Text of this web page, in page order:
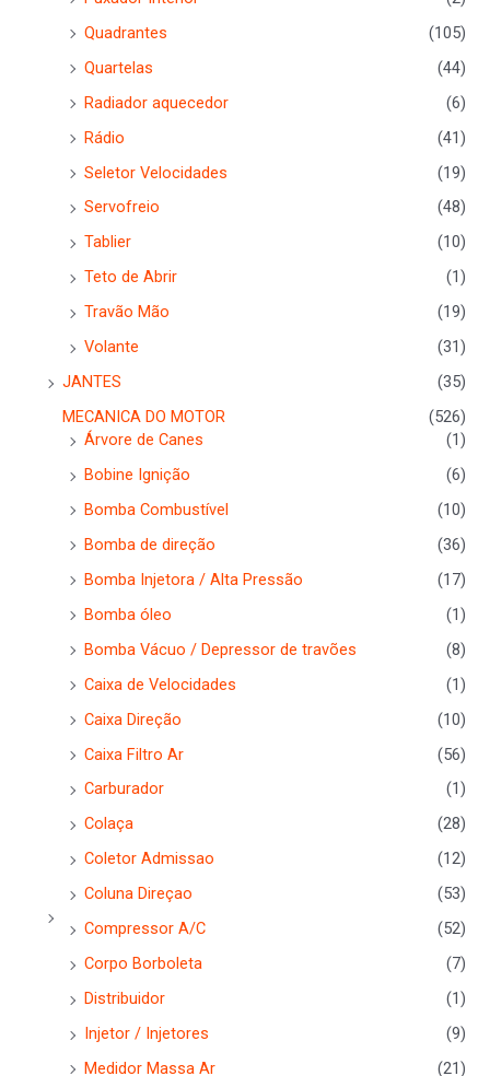
Quadrantes
(105)
Quartelas
(44)
Radiador aquecedor
(6)
Rádio
(41)
Seletor Velocidades
(19)
Servofreio
(48)
Tablier
(10)
Teto de Abrir
(1)
Travão Mão
(19)
Volante
(31)
JANTES
(35)
MECANICA DO MOTOR
(526)
Árvore de Canes
(1)
Bobine Ignição
(6)
Bomba Combustível
(10)
Bomba de direção
(36)
Bomba Injetora / Alta Pressão
(17)
Bomba óleo
(1)
Bomba Vácuo / Depressor de travões
(8)
Caixa de Velocidades
(1)
Caixa Direção
(10)
Caixa Filtro Ar
(56)
Carburador
(1)
Colaça
(28)
Coletor Admissao
(12)
Coluna Direçao
(53)
Compressor A/C
(52)
Corpo Borboleta
(7)
Distribuidor
(1)
Injetor / Injetores
(9)
Medidor Massa Ar
(21)